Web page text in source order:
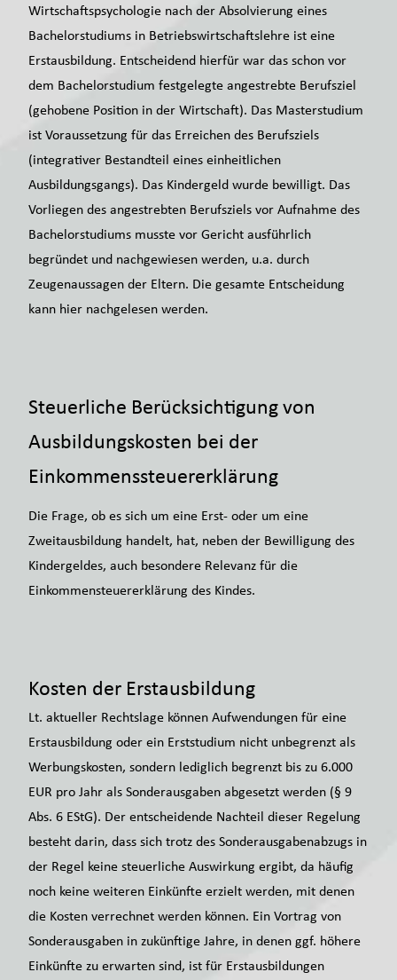
Wirtschaftspsychologie nach der Absolvierung eines
Bachelorstudiums in Betriebswirtschaftslehre ist eine
Erstausbildung. Entscheidend hierfür war das schon vor
dem Bachelorstudium festgelegte angestrebte Berufsziel
(gehobene Position in der Wirtschaft). Das Masterstudium
ist Voraussetzung für das Erreichen des Berufsziels
(integrativer Bestandteil eines einheitlichen
Ausbildungsgangs). Das Kindergeld wurde bewilligt. Das
Vorliegen des angestrebten Berufsziels vor Aufnahme des
Bachelorstudiums musste vor Gericht ausführlich
begründet und nachgewiesen werden, u.a. durch
Zeugenaussagen der Eltern. Die gesamte Entscheidung
kann hier nachgelesen werden.
Steuerliche Berücksichtigung von
Ausbildungskosten bei der
Einkommenssteuererklärung
Die Frage, ob es sich um eine Erst- oder um eine
Zweitausbildung handelt, hat, neben der Bewilligung des
Kindergeldes, auch besondere Relevanz für die
Einkommensteuererklärung des Kindes.
Kosten der Erstausbildung
Lt. aktueller Rechtslage können Aufwendungen für eine
Erstausbildung oder ein Erststudium nicht unbegrenzt als
Werbungskosten, sondern lediglich begrenzt bis zu 6.000
EUR pro Jahr als Sonderausgaben abgesetzt werden (§ 9
Abs. 6 EStG). Der entscheidende Nachteil dieser Regelung
besteht darin, dass sich trotz des Sonderausgabenabzugs in
der Regel keine steuerliche Auswirkung ergibt, da häufig
noch keine weiteren Einkünfte erzielt werden, mit denen
die Ko­sten verrechnet werden können. Ein Vortrag von
Sonderausgaben in zukünftige Jahre, in denen ggf. höhere
Einkünfte zu erwarten sind, ist für Erstausbildungen